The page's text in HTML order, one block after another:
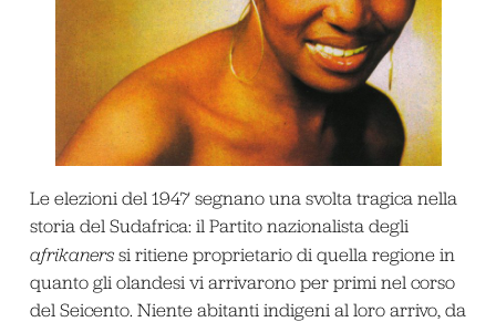
Le elezioni del 1947 segnano una svolta tragica nella
storia del Sudafrica: il Partito nazionalista degli
afrikanerssi ritiene proprietario di quella regione in
quanto gli olandesi vi arrivarono per primi nel corso
del Seicento. Niente abitanti indigeni al loro arrivo, da